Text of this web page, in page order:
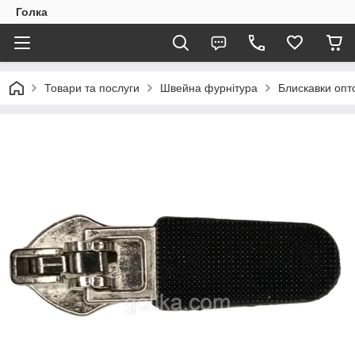
Голка
Товари та послуги Швейна фурнітура Блискавки